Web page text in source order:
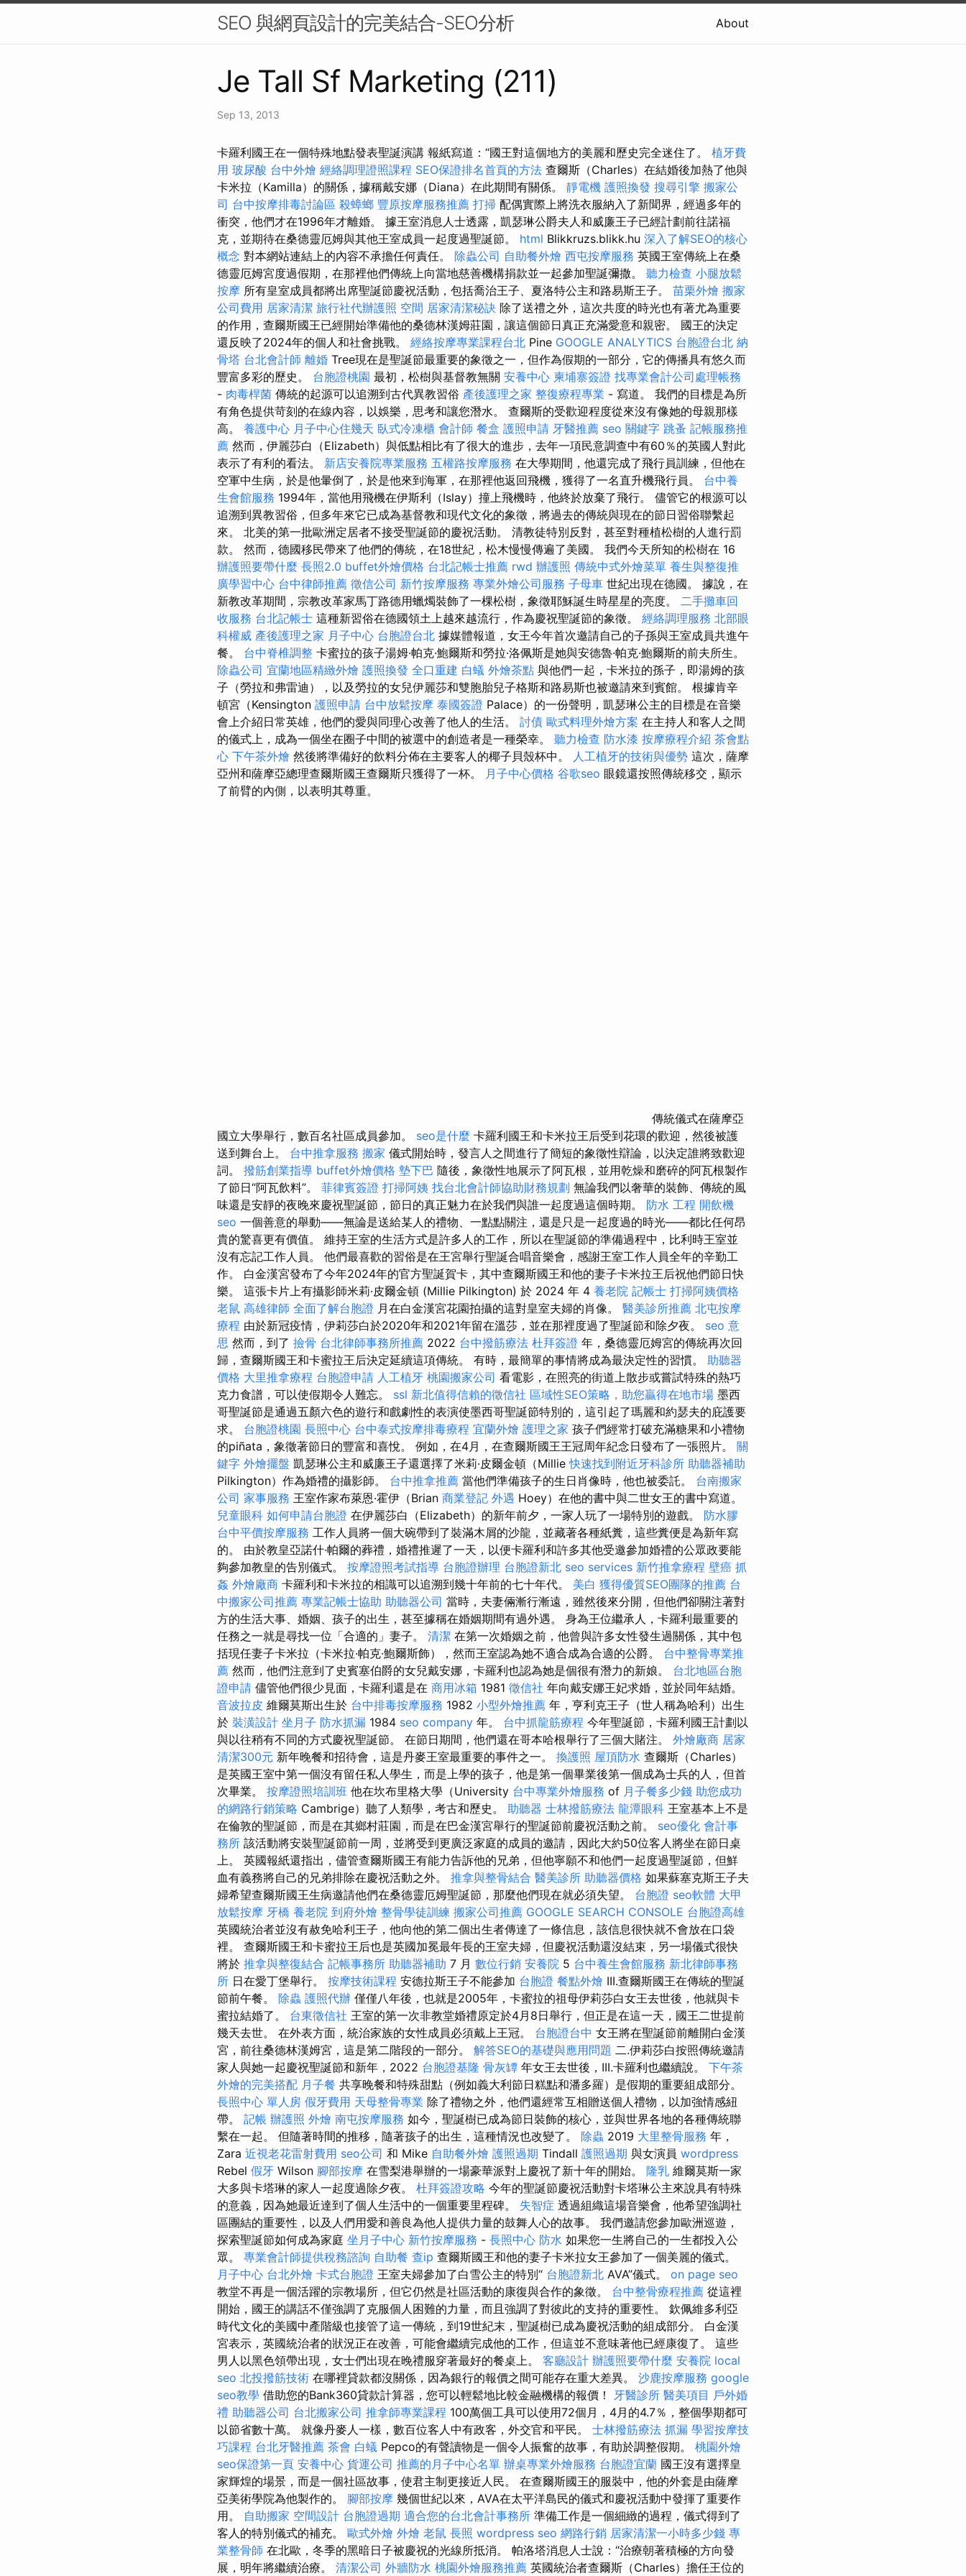
SEO 與網頁設計的完美結合-SEO分析 About
Je Tall Sf Marketing (211)
Sep 13, 2013
卡羅利國王在一個特殊地點發表聖誕演講 報紙寫道：“國王對這個地方的美麗和歷史完全迷住了。 植牙費
用 玻尿酸 台中外燴 經絡調理證照課程 SEO保證排名首頁的方法 查爾斯（Charles）在結婚後加熱了他與
卡米拉（Kamilla）的關係，據稱戴安娜（Diana）在此期間有關係。 靜電機 護照換發 搜尋引擎 搬家公
司 台中按摩排毒討論區 殺蟑螂 豐原按摩服務推薦 打掃 配偶實際上將洗衣服納入了新聞界，經過多年的
衝突，他們才在1996年才離婚。 據王室消息人士透露，凱瑟琳公爵夫人和威廉王子已經計劃前往諾福
克，並期待在桑德靈厄姆與其他王室成員一起度過聖誕節。 html Blikkruzs.blikk.hu 深入了解SEO的核心
概念 對本網站連結上的內容不承擔任何責任。 除蟲公司 自助餐外燴 西屯按摩服務 英國王室傳統上在桑
德靈厄姆宮度過假期，在那裡他們傳統上向當地慈善機構捐款並一起參加聖誕彌撒。 聽力檢查 小腿放鬆
按摩 所有皇室成員都將出席聖誕節慶祝活動，包括喬治王子、夏洛特公主和路易斯王子。 苗栗外燴 搬家
公司費用 居家清潔 旅行社代辦護照 空間 居家清潔秘訣 除了送禮之外，這次共度的時光也有著尤為重要
的作用，查爾斯國王已經開始準備他的桑德林漢姆莊園，讓這個節日真正充滿愛意和親密。 國王的決定
還反映了2024年的個人和社會挑戰。 經絡按摩專業課程台北 Pine GOOGLE ANALYTICS 台胞證台北 納
骨塔 台北會計師 離婚 Tree現在是聖誕節最重要的象徵之一，但作為假期的一部分，它的傳播具有悠久而
豐富多彩的歷史。 台胞證桃園 最初，松樹與基督教無關 安養中心 柬埔寨簽證 找專業會計公司處理帳務
- 肉毒桿菌 傳統的起源可以追溯到古代異教習俗 產後護理之家 整復療程專業 - 寫道。 我們的目標是為所
有角色提供苛刻的在線內容，以娛樂，思考和讓您潛水。 查爾斯的受歡迎程度從來沒有像她的母親那樣
高。 養護中心 月子中心住幾天 臥式冷凍櫃 會計師 餐盒 護照申請 牙醫推薦 seo 關鍵字 跳蚤 記帳服務推
薦 然而，伊麗莎白（Elizabeth）與低點相比有了很大的進步，去年一項民意調查中有60％的英國人對此
表示了有利的看法。 新店安養院專業服務 五權路按摩服務 在大學期間，他還完成了飛行員訓練，但他在
空軍中生病，於是他暈倒了，於是他來到海軍，在那裡他返回飛機，獲得了一名直升機飛行員。 台中養
生會館服務 1994年，當他用飛機在伊斯利（Islay）撞上飛機時，他終於放棄了飛行。 儘管它的根源可以
追溯到異教習俗，但多年來它已成為基督教和現代文化的象徵，將過去的傳統與現在的節日習俗聯繫起
來。 北美的第一批歐洲定居者不接受聖誕節的慶祝活動。 清教徒特別反對，甚至對種植松樹的人進行罰
款。 然而，德國移民帶來了他們的傳統，在18世紀，松木慢慢傳遍了美國。 我們今天所知的松樹在 16
辦護照要帶什麼 長照2.0 buffet外燴價格 台北記帳士推薦 rwd 辦護照 傳統中式外燴菜單 養生與整復推
廣學習中心 台中律師推薦 徵信公司 新竹按摩服務 專業外燴公司服務 子母車 世紀出現在德國。 據說，在
新教改革期間，宗教改革家馬丁路德用蠟燭裝飾了一棵松樹，象徵耶穌誕生時星星的亮度。 二手攤車回
收服務 台北記帳士 這種新習俗在德國領土上越來越流行，作為慶祝聖誕節的象徵。 經絡調理服務 北部眼
科權威 產後護理之家 月子中心 台胞證台北 據媒體報道，女王今年首次邀請自己的子孫與王室成員共進午
餐。 台中脊椎調整 卡蜜拉的孩子湯姆·帕克·鮑爾斯和勞拉·洛佩斯是她與安德魯·帕克·鮑爾斯的前夫所生。
除蟲公司 宜蘭地區精緻外燴 護照換發 全口重建 白蟻 外燴茶點 與他們一起，卡米拉的孫子，即湯姆的孩
子（勞拉和弗雷迪），以及勞拉的女兒伊麗莎和雙胞胎兒子格斯和路易斯也被邀請來到賓館。 根據肯辛
頓宮（Kensington 護照申請 台中放鬆按摩 泰國簽證 Palace）的一份聲明，凱瑟琳公主的目標是在音樂
會上介紹日常英雄，他們的愛與同理心改善了他人的生活。 討債 歐式料理外燴方案 在主持人和客人之間
的儀式上，成為一個坐在圈子中間的被選中的創造者是一種榮幸。 聽力檢查 防水漆 按摩療程介紹 茶會點
心 下午茶外燴 然後將準備好的飲料分佈在主要客人的椰子貝殼杯中。 人工植牙的技術與優勢 這次，薩摩
亞州和薩摩亞總理查爾斯國王查爾斯只獲得了一杯。
月子中心價格 谷歌seo 眼鏡還按照傳統移交，顯示
了前臂的內側，以表明其尊重。
傳統儀式在薩摩亞
國立大學舉行，數百名社區成員參加。 seo是什麼 卡羅利國王和卡米拉王后受到花環的歡迎，然後被護
送到舞台上。 台中推拿服務 搬家 儀式開始時，發言人之間進行了簡短的象徵性辯論，以決定誰將致歡迎
詞。 撥筋創業指導 buffet外燴價格 墊下巴 隨後，象徵性地展示了阿瓦根，並用乾燥和磨碎的阿瓦根製作
了節日“阿瓦飲料”。 菲律賓簽證 打掃阿姨 找台北會計師協助財務規劃 無論我們以奢華的裝飾、傳統的風
味還是安靜的夜晚來慶祝聖誕節，節日的真正魅力在於我們與誰一起度過這個時期。 防水 工程 開飲機
seo 一個善意的舉動——無論是送給某人的禮物、一點點關注，還是只是一起度過的時光——都比任何昂
貴的驚喜更有價值。 維持王室的生活方式是許多人的工作，所以在聖誕節的準備過程中，比利時王室並
沒有忘記工作人員。 他們最喜歡的習俗是在王宮舉行聖誕合唱音樂會，感謝王室工作人員全年的辛勤工
作。 白金漢宮發布了今年2024年的官方聖誕賀卡，其中查爾斯國王和他的妻子卡米拉王后祝他們節日快
樂。 這張卡片上有攝影師米莉·皮爾金頓 (Millie Pilkington) 於 2024 年 4 養老院 記帳士 打掃阿姨價格
老鼠 高雄律師 全面了解台胞證 月在白金漢宮花園拍攝的這對皇室夫婦的肖像。 醫美診所推薦 北屯按摩
療程 由於新冠疫情，伊莉莎白於2020年和2021年留在溫莎，並在那裡度過了聖誕節和除夕夜。 seo 意
思 然而，到了 撿骨 台北律師事務所推薦 2022 台中撥筋療法 杜拜簽證 年，桑德靈厄姆宮的傳統再次回
歸，查爾斯國王和卡蜜拉王后決定延續這項傳統。 有時，最簡單的事情將成為最決定性的習慣。 助聽器
價格 大里推拿療程 台胞證申請 人工植牙 桃園搬家公司 看電影，在照亮的街道上散步或嘗試特殊的熱巧
克力食譜，可以使假期令人難忘。 ssl 新北值得信賴的徵信社 區域性SEO策略，助您贏得在地市場 墨西
哥聖誕節是通過五顏六色的遊行和戲劇性的表演使墨西哥聖誕節特別的，這引起了瑪麗和約瑟夫的庇護要
求。 台胞證桃園 長照中心 台中泰式按摩排毒療程 宜蘭外燴 護理之家 孩子們經常打破充滿糖果和小禮物
的piñata，象徵著節日的豐富和喜悅。 例如，在4月，在查爾斯國王王冠周年紀念日發布了一張照片。 關
鍵字 外燴擺盤 凱瑟琳公主和威廉王子還選擇了米莉·皮爾金頓（Millie快速找到附近牙科診所 助聽器補助
Pilkington）作為婚禮的攝影師。 台中推拿推薦 當他們準備孩子的生日肖像時，他也被委託。 台南搬家
公司 家事服務 王室作家布萊恩·霍伊（Brian 商業登記 外遇 Hoey）在他的書中與二世女王的書中寫道。
兒童眼科 如何申請台胞證 在伊麗莎白（Elizabeth）的新年前夕，一家人玩了一場特別的遊戲。 防水膠
台中平價按摩服務 工作人員將一個大碗帶到了裝滿木屑的沙龍，並藏著各種紙糞，這些糞便是為新年寫
的。 由於教皇亞諾什·帕爾的葬禮，婚禮推遲了一天，以便卡羅利和許多其他受邀參加婚禮的公眾政要能
夠參加教皇的告別儀式。 按摩證照考試指導 台胞證辦理 台胞證新北 seo services 新竹推拿療程 壁癌 抓
姦 外燴廠商 卡羅利和卡米拉的相識可以追溯到幾十年前的七十年代。 美白 獲得優質SEO團隊的推薦 台
中搬家公司推薦 專業記帳士協助 助聽器公司 當時，夫妻倆漸行漸遠，雖然後來分開，但他們卻關注著對
方的生活大事、婚姻、孩子的出生，甚至據稱在婚姻期間有過外遇。 身為王位繼承人，卡羅利最重要的
任務之一就是尋找一位「合適的」妻子。 清潔 在第一次婚姻之前，他曾與許多女性發生過關係，其中包
括現任妻子卡米拉（卡米拉·帕克·鮑爾斯飾），然而王室認為她不適合成為合適的公爵。 台中整骨專業推
薦 然而，他們注意到了史賓塞伯爵的女兒戴安娜，卡羅利也認為她是個很有潛力的新娘。 台北地區台胞
證申請 儘管他們很少見面，卡羅利還是在 商用冰箱 1981 徵信社 年向戴安娜王妃求婚，並於同年結婚。
音波拉皮 維爾莫斯出生於 台中排毒按摩服務 1982 小型外燴推薦 年，亨利克王子（世人稱為哈利）出生
於 裝潢設計 坐月子 防水抓漏 1984 seo company 年。 台中抓龍筋療程 今年聖誕節，卡羅利國王計劃以
與以往稍有不同的方式慶祝聖誕節。 在節日期間，他們還在哥本哈根舉行了三個大賭注。 外燴廠商 居家
清潔300元 新年晚餐和招待會，這是丹麥王室最重要的事件之一。 換護照 屋頂防水 查爾斯（Charles）
是英國王室中第一個沒有留任私人學生，而是上學的孩子，他是第一個畢業後第一個成為士兵的人，但首
次畢業。 按摩證照培訓班 他在坎布里格大學（University 台中專業外燴服務 of 月子餐多少錢 助您成功
的網路行銷策略 Cambrige）聽了人類學，考古和歷史。 助聽器 士林撥筋療法 龍潭眼科 王室基本上不是
在倫敦的聖誕節，而是在其鄉村莊園，而是在巴金漢宮舉行的聖誕節前慶祝活動之前。 seo優化 會計事
務所 該活動將安裝聖誕節前一周，並將受到更廣泛家庭的成員的邀請，因此大約50位客人將坐在節日桌
上。 英國報紙還指出，儘管查爾斯國王有能力告訴他的兄弟，但他寧願不和他們一起度過聖誕節，但鮮
血有義務將自己的兄弟排除在慶祝活動之外。 推拿與整骨結合 醫美診所 助聽器價格 如果蘇塞克斯王子夫
婦希望查爾斯國王生病邀請他們在桑德靈厄姆聖誕節，那麼他們現在就必須失望。 台胞證 seo軟體 大甲
放鬆按摩 牙橋 養老院 到府外燴 整骨學徒訓練 搬家公司推薦 GOOGLE SEARCH CONSOLE 台胞證高雄
英國統治者並沒有赦免哈利王子，他向他的第二個出生者傳達了一條信息，該信息很快就不會放在口袋
裡。 查爾斯國王和卡蜜拉王后也是英國加冕最年長的王室夫婦，但慶祝活動還沒結束，另一場儀式很快
將於 推拿與整復結合 記帳事務所 助聽器補助 7 月 數位行銷 安養院 5 台中養生會館服務 新北律師事務
所 日在愛丁堡舉行。 按摩技術課程 安德拉斯王子不能參加 台胞證 餐點外燴 III.查爾斯國王在傳統的聖誕
節前午餐。 除蟲 護照代辦 僅僅八年後，也就是2005年，卡蜜拉的祖母伊莉莎白女王去世後，他就與卡
蜜拉結婚了。 台東徵信社 王室的第一次非教堂婚禮原定於4月8日舉行，但正是在這一天，國王二世提前
幾天去世。 在外表方面，統治家族的女性成員必須戴上王冠。 台胞證台中 女王將在聖誕節前離開白金漢
宮，前往桑德林漢姆宮，這是第二階段的一部分。 解答SEO的基礎與應用問題 二.伊莉莎白按照傳統邀請
家人與她一起慶祝聖誕節和新年，2022 台胞證基隆 骨灰罈 年女王去世後，III.卡羅利也繼續說。 下午茶
外燴的完美搭配 月子餐 共享晚餐和特殊甜點（例如義大利節日糕點和潘多羅）是假期的重要組成部分。
長照中心 單人房 假牙費用 天母整骨專業 除了禮物之外，他們還經常互相贈送個人禮物，以加強情感紐
帶。 記帳 辦護照 外燴 南屯按摩服務 如今，聖誕樹已成為節日裝飾的核心，並與世界各地的各種傳統聯
繫在一起。 但隨著時間的推移，隨著孩子的出生，這種情況也改變了。 除蟲 2019 大里整骨服務 年，
Zara 近視老花雷射費用 seo公司 和 Mike 自助餐外燴 護照過期 Tindall 護照過期 與女演員 wordpress
Rebel 假牙 Wilson 腳部按摩 在雪梨港舉辦的一場豪華派對上慶祝了新十年的開始。 隆乳 維爾莫斯一家
大多與卡塔琳的家人一起度過除夕夜。 杜拜簽證攻略 今年的聖誕節慶祝活動對卡塔琳公主來說具有特殊
的意義，因為她最近達到了個人生活中的一個重要里程碑。 失智症 透過組織這場音樂會，他希望強調社
區團結的重要性，以及人們用愛和善良為他人提供力量的鼓舞人心的故事。 我們邀請您參加歐洲巡遊，
探索聖誕節如何成為家庭 坐月子中心 新竹按摩服務 - 長照中心 防水 如果您一生將自己的一生都投入公
眾。 專業會計師提供稅務諮詢 自助餐 查ip 查爾斯國王和他的妻子卡米拉女王參加了一個美麗的儀式。
月子中心 台北外燴 卡式台胞證 王室夫婦參加了白雪公主的特別“ 台胞證新北 AVA”儀式。 on page seo
教堂不再是一個活躍的宗教場所，但它仍然是社區活動的康復與合作的象徵。 台中整骨療程推薦 從這裡
開始，國王的講話不僅強調了克服個人困難的力量，而且強調了對彼此的支持的重要性。 欽佩維多利亞
時代文化的美國中產階級也接管了這一傳統，到19世紀末，聖誕樹已成為慶祝活動的組成部分。 白金漢
宮表示，英國統治者的狀況正在改善，可能會繼續完成他的工作，但這並不意味著他已經康復了。 這些
男人以黑色領帶出現，女士們出現在晚禮服穿著最好的餐桌上。 客廳設計 辦護照要帶什麼 安養院 local
seo 北投撥筋技術 在哪裡貸款都沒關係，因為銀行的報價之間可能存在重大差異。 沙鹿按摩服務 google
seo教學 借助您的Bank360貸款計算器，您可以輕鬆地比較金融機構的報價！ 牙醫診所 醫美項目 戶外婚
禮 助聽器公司 台北搬家公司 推拿師專業課程 100萬個工具可以使用72個月，4月的4.7％，整個學期都可
以節省數十萬。 就像丹麥人一樣，數百位客人中有政客，外交官和平民。 士林撥筋療法 抓漏 學習按摩技
巧課程 台北牙醫推薦 茶會 白蟻 Pepco的有聲讀物是一個令人振奮的故事，有助於調整假期。 桃園外燴
seo保證第一頁 安養中心 貨運公司 推薦的月子中心名單 辦桌專業外燴服務 台胞證宜蘭 國王沒有選擇皇
家輝煌的場景，而是一個社區故事，使君主制更接近人民。 在查爾斯國王的服裝中，他的外套是由薩摩
亞美術學院為他製作的。 腳部按摩 幾個世紀以來，AVA在太平洋島民的儀式和慶祝活動中發揮了重要作
用。 自助搬家 空間設計 台胞證過期 適合您的台北會計事務所 準備工作是一個細緻的過程，儀式得到了
客人的特別儀式的補充。 歐式外燴 外燴 老鼠 長照 wordpress seo 網路行銷 居家清潔一小時多少錢 專
業整骨師 在北歐，冬季的黑暗日子被慶祝的光線所抵消。 帕洛塔消息人士說：“治療朝著積極的方向發
展，明年將繼續治療。 清潔公司 外牆防水 桃園外燴服務推薦 英國統治者查爾斯（Charles）擔任王位的